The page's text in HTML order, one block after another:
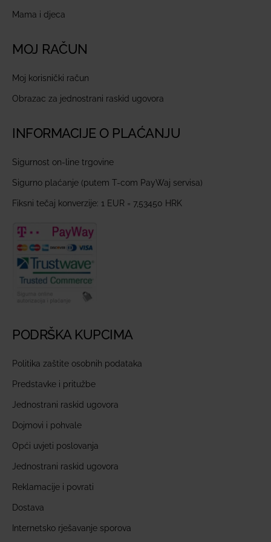
Mama i djeca
MOJ RAČUN
Moj korisnički račun
Obrazac za jednostrani raskid ugovora
INFORMACIJE O PLAĆANJU
Sigurnost on-line trgovine
Sigurno plaćanje (putem T-com PayWaj servisa)
Fiksni tečaj konverzije: 1 EUR = 7,53450 HRK
PODRŠKA KUPCIMA
Politika zaštite osobnih podataka
Predstavke i pritužbe
Jednostrani raskid ugovora
Dojmovi i pohvale
Opći uvjeti poslovanja
Jednostrani raskid ugovora
Reklamacije i povrati
Dostava
Internetsko rješavanje sporova